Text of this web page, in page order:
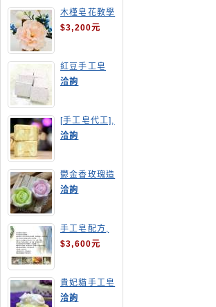
木槿皂花教學
$3,200元
紅豆手工皂
洽詢
[手工皂代工],
羊奶皂
洽詢
鬱金香玫瑰造
型手工皂
洽詢
手工皂配方,
手工皂教學
$3,600元
貴妃貓手工皂
洽詢